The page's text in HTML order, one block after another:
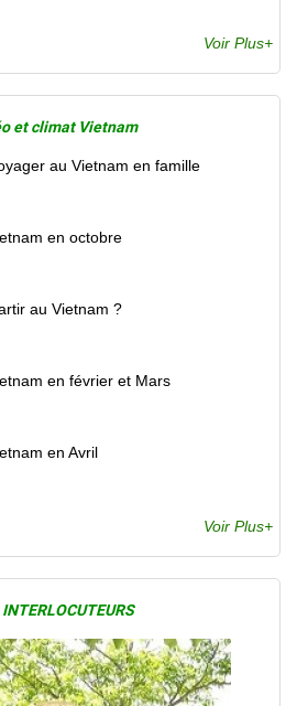
Voir Plus+
et climat Vietnam
au Vietnam en famille
en octobre
au Vietnam ?
en février et Mars
en Avril
Voir Plus+